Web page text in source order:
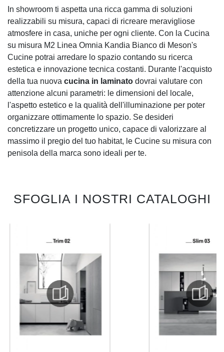
In showroom ti aspetta una ricca gamma di soluzioni
realizzabili su misura, capaci di ricreare meravigliose
atmosfere in casa, uniche per ogni cliente. Con la Cucina
su misura M2 Linea Omnia Kandia Bianco di Meson's
Cucine potrai arredare lo spazio contando su ricerca
estetica e innovazione tecnica costanti. Durante l'acquisto
della tua nuova cucina in laminato dovrai valutare con
attenzione alcuni parametri: le dimensioni del locale,
l'aspetto estetico e la qualità dell'illuminazione per poter
organizzare ottimamente lo spazio. Se desideri
concretizzare un progetto unico, capace di valorizzare al
massimo il pregio del tuo habitat, le Cucine su misura con
penisola della marca sono ideali per te.
SFOGLIA I NOSTRI CATALOGHI